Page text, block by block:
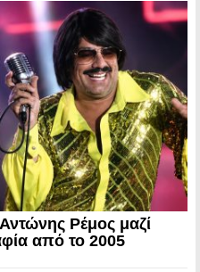
Ρέμος μαζί
από το 2005